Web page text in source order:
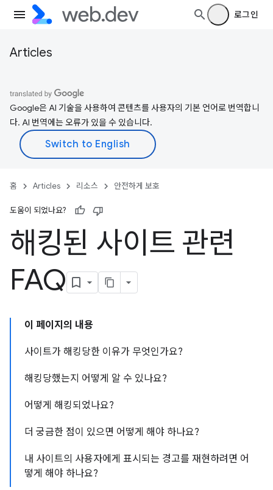
로그인
Articles
Google은 AI 기술을 사용하여 콘텐츠를 사용자의 기본 언어로 번역합니
다. AI 번역에는 오류가 있을 수 있습니다.
홈 Articles 리소스 안전하게 보호
도움이 되었나요?
해킹된 사이트 관련
FAQ
이 페이지의 내용
사이트가 해킹당한 이유가 무엇인가요?
해킹당했는지 어떻게 알 수 있나요?
어떻게 해킹되었나요?
더 궁금한 점이 있으면 어떻게 해야 하나요?
내 사이트의 사용자에게 표시되는 경고를 재현하려면 어
떻게 해야 하나요?